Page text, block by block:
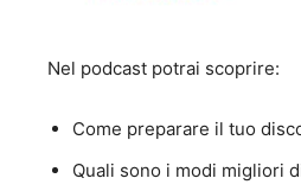
Nel podcast potrai scoprire:
Come preparare il tuo
Quali sono i modi migliori